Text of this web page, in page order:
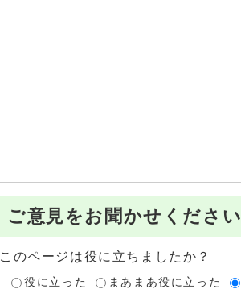
ご意見をお聞かせください
このページは役に立ちましたか？
役に立った まあまあ役に立った